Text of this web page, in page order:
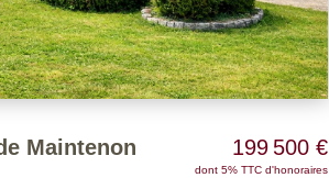
Maintenon 199 500 €
dont 5% TTC d'honoraires